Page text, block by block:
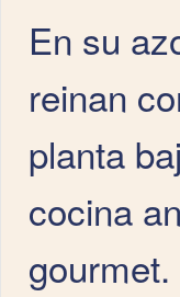
En su
reinan
planta
cocina